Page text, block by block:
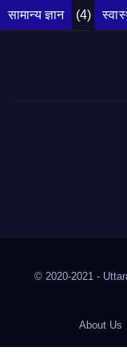
सामान्य ज्ञान (4)
© 2020-2021 -
About Us